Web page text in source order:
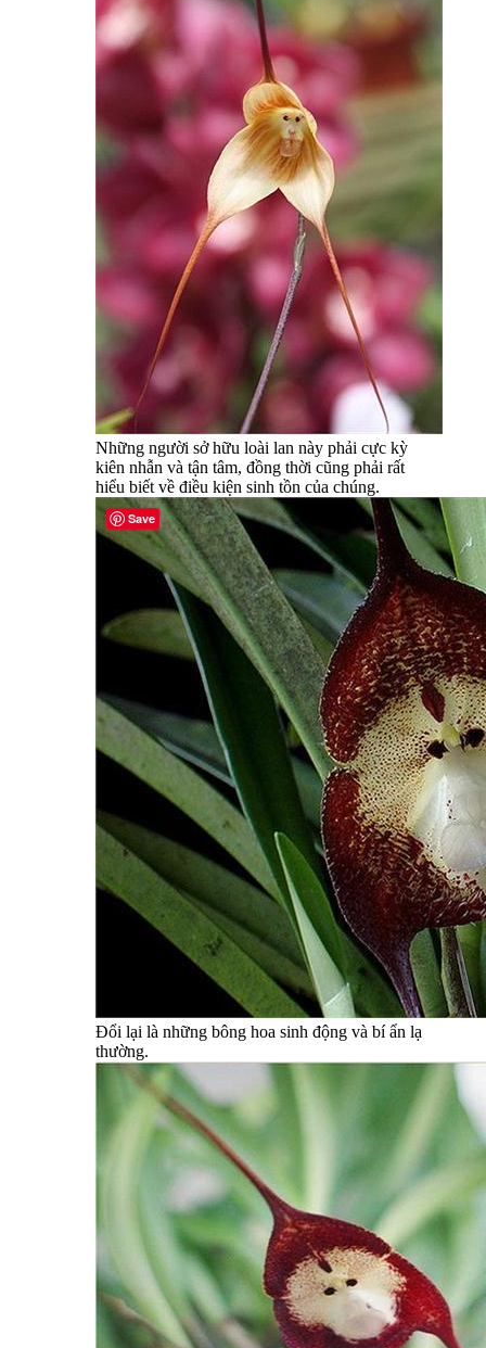
Những người sở hữu loài lan này phải cực kỳ
kiên nhẫn và tận tâm, đồng thời cũng phải rất
hiểu biết về điều kiện sinh tồn của chúng.
Đổi lại là những bông hoa sinh động và bí ẩn lạ
thường.
Save